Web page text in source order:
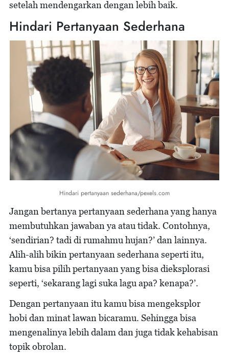
setelah mendengarkan dengan lebih baik.
Hindari Pertanyaan Sederhana
Hindari pertanyaan sederhana/pexels.com
Jangan bertanya pertanyaan sederhana yang hanya
membutuhkan jawaban ya atau tidak. Contohnya,
‘sendirian? tadi di rumahmu hujan?’ dan lainnya.
Alih-alih bikin pertanyaan sederhana seperti itu,
kamu bisa pilih pertanyaan yang bisa dieksplorasi
seperti, ‘sekarang lagi suka lagu apa? kenapa?’.
Dengan pertanyaan itu kamu bisa mengeksplor
hobi dan minat lawan bicaramu. Sehingga bisa
mengenalinya lebih dalam dan juga tidak kehabisan
topik obrolan.